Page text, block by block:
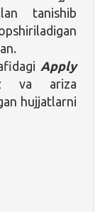
tanishib
Apply
va ariza
hujjatlarni